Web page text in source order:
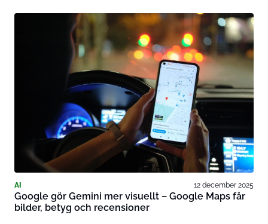
AI 12 december 2025
Google gör Gemini mer visuellt – Google Maps får
bilder, betyg och recensioner